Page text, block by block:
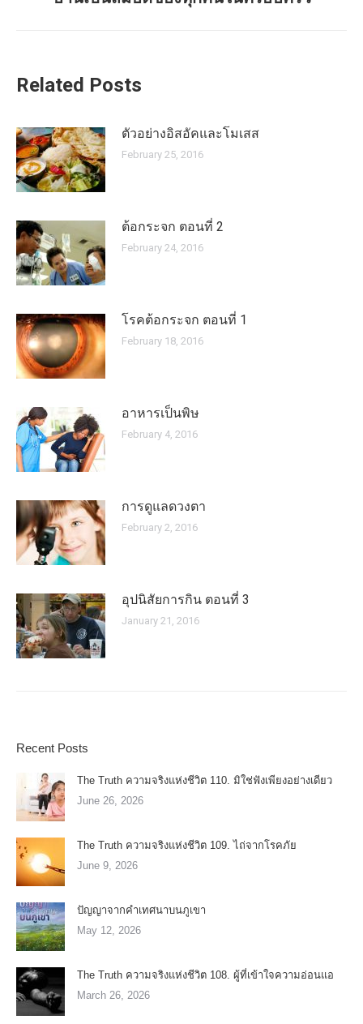
Related Posts
ตัวอย่างอิสอัคและโมเสส
February 25, 2016
ต้อกระจก ตอนที่ 2
February 24, 2016
โรคต้อกระจก ตอนที่ 1
February 18, 2016
อาหารเป็นพิษ
February 4, 2016
การดูแลดวงตา
February 2, 2016
อุปนิสัยการกิน ตอนที่ 3
January 21, 2016
Recent Posts
The Truth ความจริงแห่งชีวิต 110. มิใช่ฟังเพียงอย่างเดียว
June 26, 2026
The Truth ความจริงแห่งชีวิต 109. ไถ่จากโรคภัย
June 9, 2026
ปัญญาจากคำเทศนาบนภูเขา
May 12, 2026
The Truth ความจริงแห่งชีวิต 108. ผู้ที่เข้าใจความอ่อนแอ
March 26, 2026